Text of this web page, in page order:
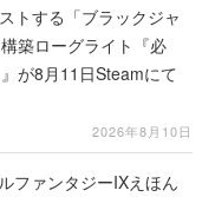
トする「ブラックジャ
築ローグライト『必
が8月11日Steamにて
2026年8月10日
ファンタジーIXえほん